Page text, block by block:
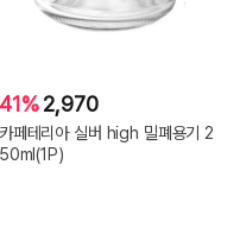
41%2,970
카페테리아 실버 high 밀폐용기 2
50ml(1P)